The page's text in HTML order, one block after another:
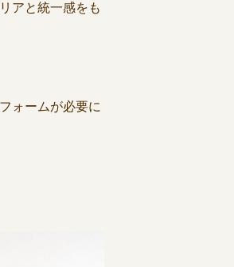
アと統一感をも
ォームが必要に